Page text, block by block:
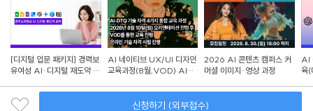
[디지털 입문 패키지] 경력보
유여성 AI·디지털 재도약 교
AI 네이티브 UX/UI 디자인
교육과정(8월,VOD) AI-
2026 AI 콘텐츠 캠퍼스 커
머셜 이미지·영상 과정
AI
육(
신청하기 (외부접수)